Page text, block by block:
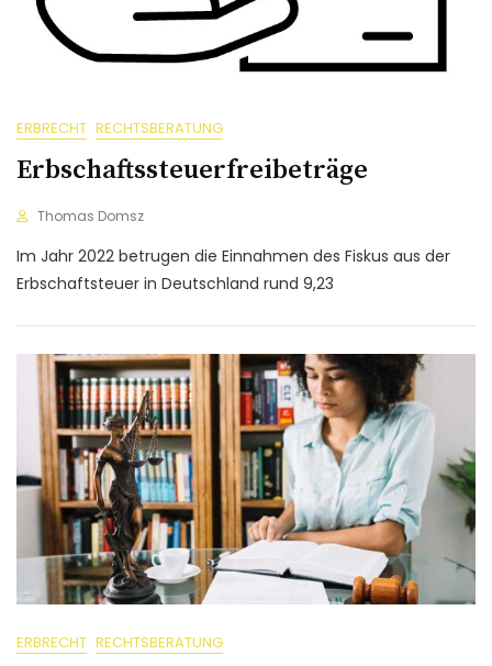
ERBRECHT RECHTSBERATUNG
Erbschaftssteuerfreibeträge
Thomas Domsz
Im Jahr 2022 betrugen die Einnahmen des Fiskus aus der
Erbschaftsteuer in Deutschland rund 9,23
ERBRECHT RECHTSBERATUNG